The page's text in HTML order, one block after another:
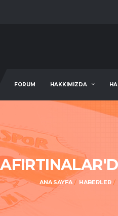
FORUM HAKKIMIZDA
ANA SAYFA HABERLER